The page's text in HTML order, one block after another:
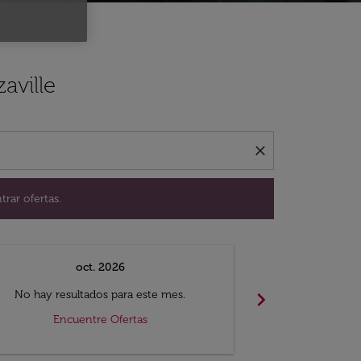
close
ofertas.
para encontrar ofertas.
oct. 2026
No hay resultados para este mes.
Encuentre Ofertas
chevron_right